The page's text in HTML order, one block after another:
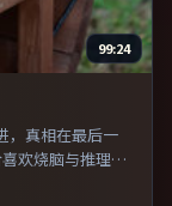
99:24
，真相在最后一
欢烧脑与推理的
力不俗。